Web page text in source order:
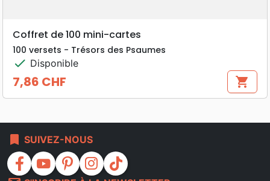
Coffret de 100 mini-cartes
100 versets - Trésors des Psaumes
check Disponible
Prix
7,86 CHF shopping_cart
bookmark SUIVEZ-NOUS
facebook youtube pinterest instagram
tiktok